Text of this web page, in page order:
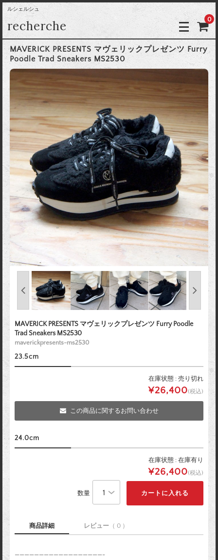
ルシェルシュ
recherche 0
MAVERICK PRESENTS マヴェリックプレゼンツ Furry
Poodle Trad Sneakers MS2530
MAVERICK PRESENTS マヴェリックプレゼンツ Furry Poodle
Trad Sneakers MS2530
maverickpresents-ms2530
23.5cm
在庫状態 : 売り切れ
¥26,400(税込)
この商品に関するお問い合わせ
24.0cm
在庫状態 : 在庫有り
¥26,400(税込)
数量
商品詳細 レビュー （ 0 ）
——————————————————-